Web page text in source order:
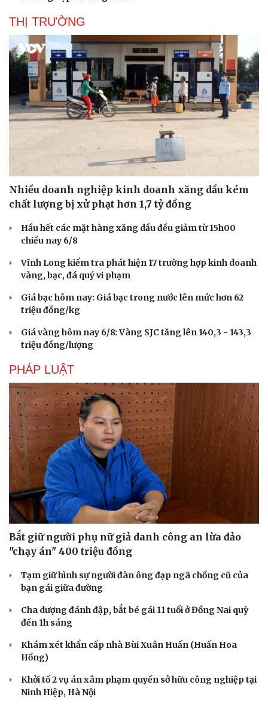
Văn hóa
Sân khấu - Điện ảnh
Văn học
Âm nhạc
Di sản
Sao Việt
THỊ TRƯỜNG
Nhiều doanh nghiệp kinh doanh xăng dầu kém
chất lượng bị xử phạt hơn 1,7 tỷ đồng
Hầu hết các mặt hàng xăng dầu đều giảm từ 15h00
chiều nay 6/8
Vĩnh Long kiểm tra phát hiện 17 trường hợp kinh doanh
vàng, bạc, đá quý vi phạm
Giá bạc hôm nay: Giá bạc trong nước lên mức hơn 62
triệu đồng/kg
Giá vàng hôm nay 6/8: Vàng SJC tăng lên 140,3 - 143,3
triệu đồng/lượng
PHÁP LUẬT
Bắt giữ người phụ nữ giả danh công an lừa đảo
"chạy án" 400 triệu đồng
Tạm giữ hình sự người đàn ông đạp ngã chồng cũ của
bạn gái giữa đường
Cha dượng đánh đập, bắt bé gái 11 tuổi ở Đồng Nai quỳ
đến 1h sáng
Khám xét khẩn cấp nhà Bùi Xuân Huấn (Huấn Hoa
Hồng)
Khởi tố 2 vụ án xâm phạm quyền sở hữu công nghiệp tại
Ninh Hiệp, Hà Nội